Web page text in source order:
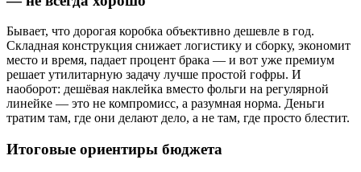
Бывает, что дорогая коробка объективно дешевле в год.
Складная конструкция снижает логистику и сборку, экономит
место и время, падает процент брака — и вот уже премиум
решает утилитарную задачу лучше простой гофры. И
наоборот: дешёвая наклейка вместо фольги на регулярной
линейке — это не компромисс, а разумная норма. Деньги
тратим там, где они делают дело, а не там, где просто блестит.
Итоговые ориентиры бюджета